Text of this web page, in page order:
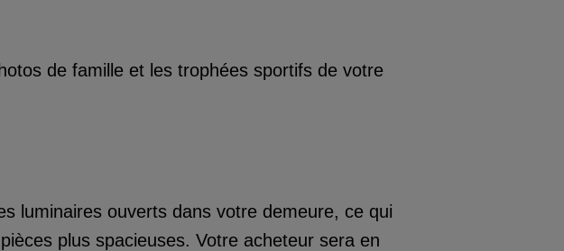
de famille et les trophées sportifs de votre
luminaires ouverts dans votre demeure, ce qui
plus spacieuses. Votre acheteur sera en